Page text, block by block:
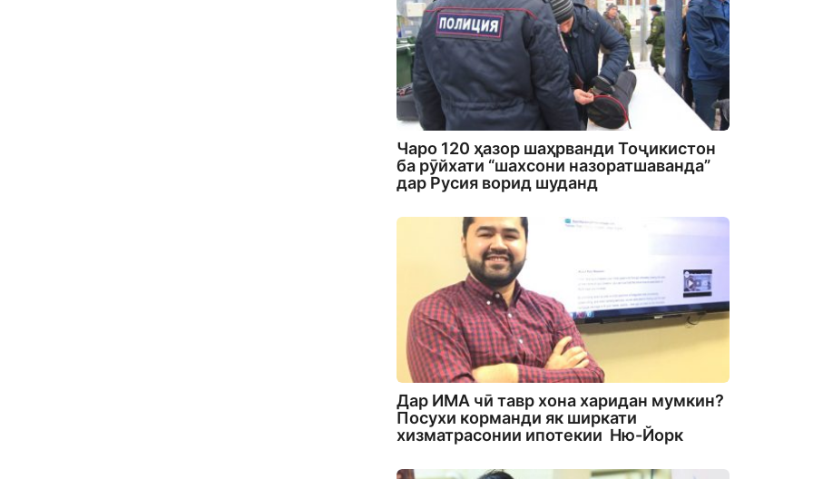
Чаро 120 ҳазор шаҳрванди Тоҷикистон
ба рӯйхати “шахсони назоратшаванда”
дар Русия ворид шуданд
Дар ИМА чӣ тавр хона харидан мумкин?
Посухи корманди як ширкати
хизматрасонии ипотекии Ню-Йорк